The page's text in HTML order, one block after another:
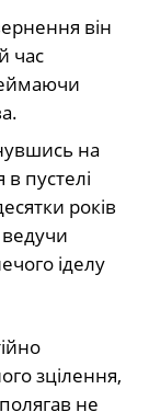
він
час
на
пустелі
років
ведучи
іделу
зцілення,
не